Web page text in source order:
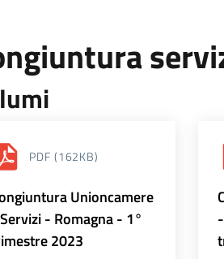
PDF (162KB)
Unioncamere
- Romagna - 1°
2023